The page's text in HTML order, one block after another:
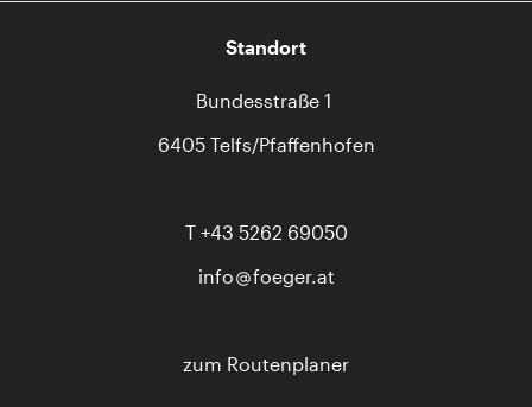
Standort
Bundesstraße 1
6405 Telfs/Pfaffenhofen
T +43 5262 69050
info
foeger.at
zum Routenplaner